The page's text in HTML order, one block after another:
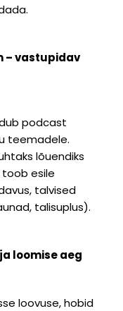
– vastupidav
podcast
teemadele.
lõuendiks
toob esile
talvised
talisuplus).
loomise aeg
loovuse, hobid